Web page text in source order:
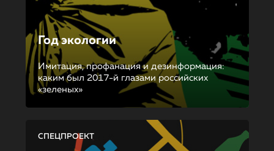
Год экологии
Имитация, профанация и дезинформация:
каким был 2017-й глазами российских
«зеленых»
СПЕЦПРОЕКТ